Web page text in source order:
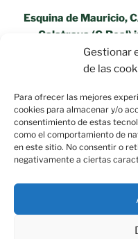
Gestionar
de las
Para ofrecer las mejores
cookies para almacenar y/o
consentimiento de estas
como el comportamiento de
en este sitio. No consentir o
negativamente a ciertas
Esquina de Mauricio,
Calatrava (C.Real)
«Aviso Legal»